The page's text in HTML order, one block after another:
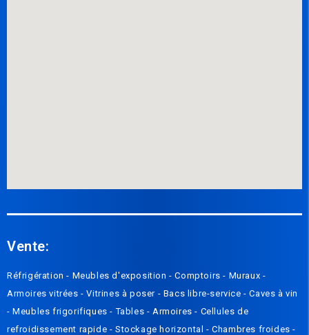
Vente:
Réfrigération - Meubles d'exposition -Comptoirs- Muraux -
Armoires vitrées-Vitrines à poser - Bacs libre-service-Caves à vin
-Meubles frigorifiques-Tables - Armoires- Cellules de
refroidissement rapide -Stockage horizontal-Chambres froides-